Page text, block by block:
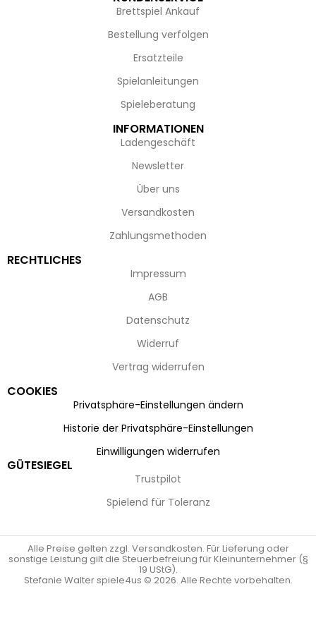
Brettspiel Ankauf
Bestellung verfolgen
Ersatzteile
Spielanleitungen
Spieleberatung
INFORMATIONEN
Ladengeschäft
Newsletter
Über uns
Versandkosten
Zahlungsmethoden
RECHTLICHES
Impressum
AGB
Datenschutz
Widerruf
Vertrag widerrufen
COOKIES
Privatsphäre-Einstellungen ändern
Historie der Privatsphäre-Einstellungen
Einwilligungen widerrufen
GÜTESIEGEL
Trustpilot
Spielend für Toleranz
Alle Preise gelten zzgl. Versandkosten. Für Lieferung oder
sonstige Leistung gilt die Steuerbefreiung für Kleinunternehmer (§
19 UStG).
Stefanie Walter spiele4us © 2026. Alle Rechte vorbehalten.